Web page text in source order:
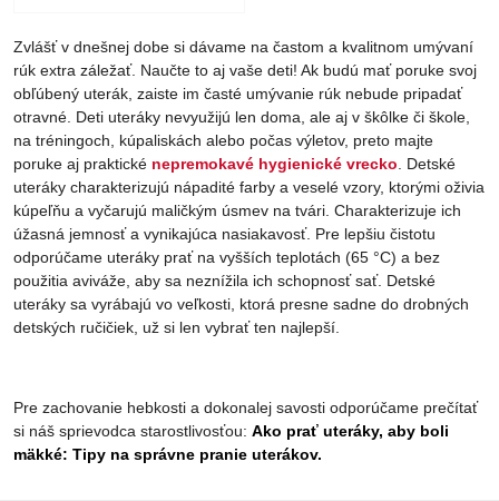
Zvlášť v dnešnej dobe si dávame na častom a kvalitnom umývaní
rúk extra záležať. Naučte to aj vaše deti! Ak budú mať poruke svoj
obľúbený uterák, zaiste im časté umývanie rúk nebude pripadať
otravné. Deti uteráky nevyužijú len doma, ale aj v škôlke či škole,
na tréningoch, kúpaliskách alebo počas výletov, preto majte
poruke aj praktické nepremokavé hygienické vrecko . Detské
uteráky charakterizujú nápadité farby a veselé vzory, ktorými oživia
kúpeľňu a vyčarujú maličkým úsmev na tvári. Charakterizuje ich
úžasná jemnosť a vynikajúca nasiakavosť. Pre lepšiu čistotu
odporúčame uteráky prať na vyšších teplotách (65 °C) a bez
použitia aviváže, aby sa neznížila ich schopnosť sať. Detské
uteráky sa vyrábajú vo veľkosti, ktorá presne sadne do drobných
detských ručičiek, už si len vybrať ten najlepší.
Pre zachovanie hebkosti a dokonalej savosti odporúčame prečítať
si náš sprievodca starostlivosťou: Ako prať uteráky, aby boli
mäkké: Tipy na správne pranie uterákov.